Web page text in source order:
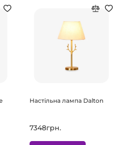
Настільна лампа Dalton
7348грн.